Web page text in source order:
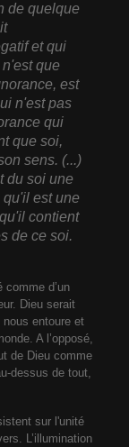
de quelque
et qui
que
est
n'est pas
qui
que soi,
sens. (...)
du soi une
qu'il est une
contient
de ce soi.
d’un
Dieu serait
entoure et
A l’opposé,
de Dieu comme
dessus de tout,
sur l'unité
L’illumination